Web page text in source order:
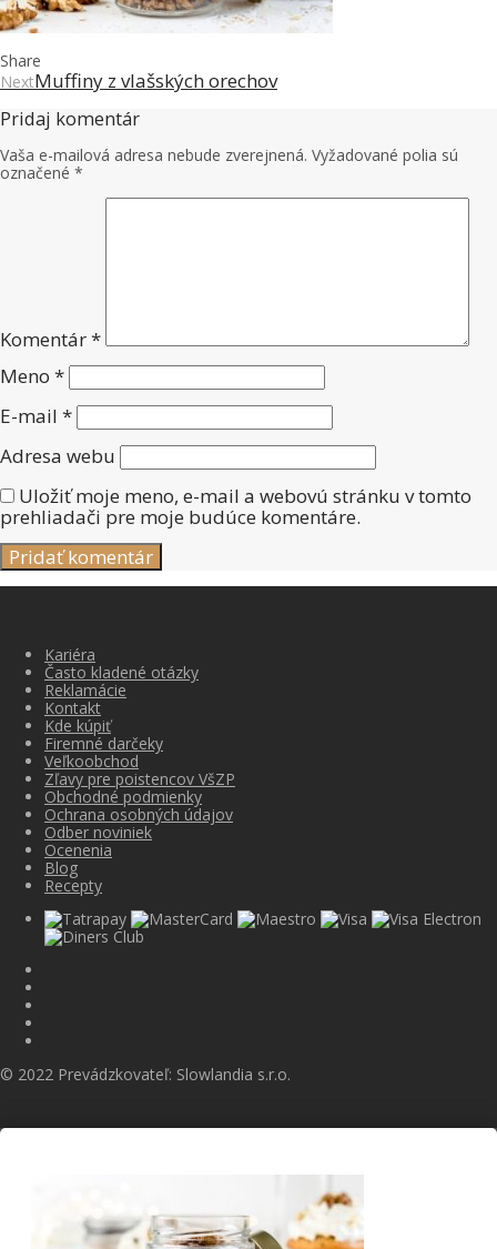
Share
NextMuffiny z vlašských orechov
Pridaj komentár
Vaša e-mailová adresa nebude zverejnená. Vyžadované polia sú
označené *
Komentár*
Meno *
E-mail *
Adresa webu
Uložiť moje meno, e-mail a webovú stránku v tomto
prehliadači pre moje budúce komentáre.
Kariéra
Často kladené otázky
Reklamácie
Kontakt
Kde kúpiť
Firemné darčeky
Veľkoobchod
Zľavy pre poistencov VšZP
Obchodné podmienky
Ochrana osobných údajov
Odber noviniek
Ocenenia
Blog
Recepty
© 2022 Prevádzkovateľ: Slowlandia s.r.o.